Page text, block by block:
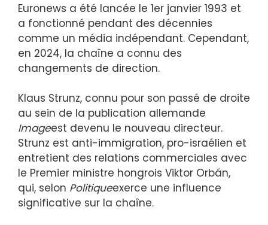
Euronews a été lancée le 1er janvier 1993 et ​​
a fonctionné pendant des décennies
comme un média indépendant. Cependant,
en 2024, la chaîne a connu des
changements de direction.
Klaus Strunz, connu pour son passé de droite
au sein de la publication allemande
Imageest devenu le nouveau directeur.
Strunz est anti-immigration, pro-israélien et
entretient des relations commerciales avec
le Premier ministre hongrois Viktor Orbán,
qui, selon Politiqueexerce une influence
significative sur la chaîne.